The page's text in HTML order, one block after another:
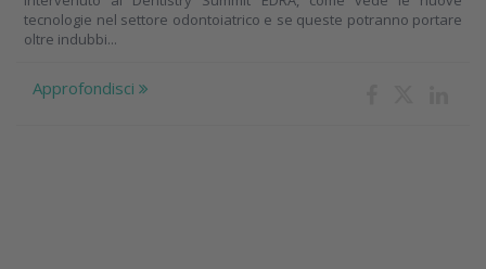
tecnologie nel settore odontoiatrico e se queste potranno portare
oltre indubbi...
Approfondisci